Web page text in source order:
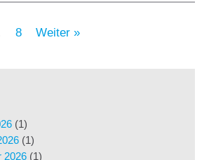
8 Weiter »
(1)
(1)
2026 (1)